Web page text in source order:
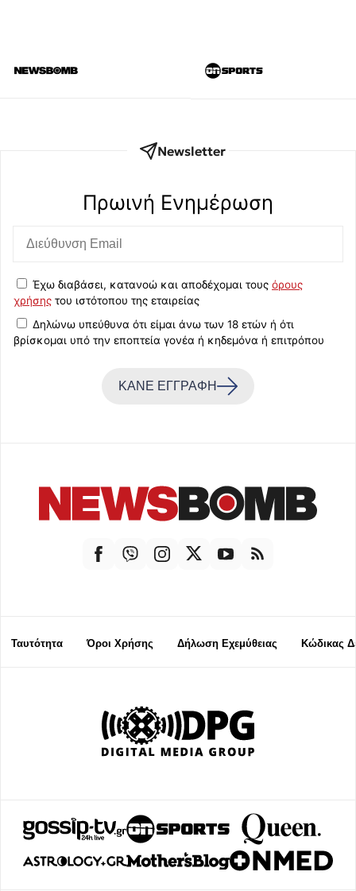
Newsletter
Πρωινή Eνημέρωση
Έχω διαβάσει, κατανοώ και αποδέχομαι τους όρους
χρήσης του ιστότοπου της εταιρείας
Δηλώνω υπεύθυνα ότι είμαι άνω των 18 ετών ή ότι
βρίσκομαι υπό την εποπτεία γονέα ή κηδεμόνα ή επιτρόπου
ΚΑΝΕ ΕΓΓΡΑΦΗ
Ταυτότητα Όροι Χρήσης Δήλωση Εχεμύθειας Κώδικας